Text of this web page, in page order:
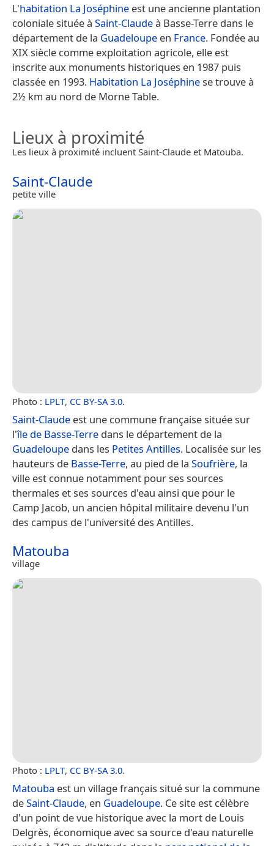
L'habitation La Joséphine est une ancienne plantation
coloniale située à Saint-Claudeà Basse-Terre dans le
département de la Guadeloupe en France. Fondée au
XIX siècle comme exploitation agricole, elle est
inscrite aux monuments historiques en 1987 puis
classée en 1993. Habitation La Joséphinese trouve à
2½ km au nord de Morne Table.
Lieux à proximité
Les lieux à proximité incluent Saint-Claude et Matouba.
Saint-Claude
petite ville
Photo : LPLT, CC BY-SA 3.0.
Saint-Claude est une commune française située sur
l'île de Basse-Terre dans le département de la
Guadeloupe dans les Petites Antilles. Localisée sur les
hauteurs de Basse-Terre, au pied de la Soufrière, la
ville est connue notamment pour ses sources
thermales et ses sources d'eau ainsi que pour le
Camp Jacob, un ancien hôpital militaire devenu l'un
des campus de l'université des Antilles.
Matouba
village
Photo : LPLT, CC BY-SA 3.0.
Matouba est un village français situé sur la commune
deSaint-Claude, en Guadeloupe. Ce site est célèbre
d'un point de vue historique avec la mort de Louis
Delgrès, économique avec sa source d'eau naturelle